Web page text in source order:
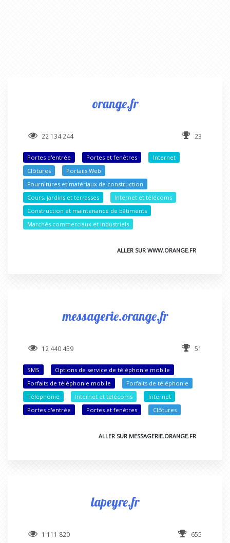
orange.fr
22 134 244 23
Portes d'entrée Portes et fenêtres
Internet
Clôtures
Portails Web
Fournitures et matériaux de construction
Cours, jardins et terrasses
Internet et télécoms
Construction et maintenance de bâtiments
Marchés commerciaux et industriels
ALLER SUR WWW.ORANGE.FR
messagerie.orange.fr
12 440 459 51
SMS
Options de service de téléphonie mobile
Forfaits de téléphonie mobile
Forfaits de téléphonie
Téléphonie
Internet et télécoms
Internet
Portes d'entrée
Portes et fenêtres Clôtures
ALLER SUR MESSAGERIE.ORANGE.FR
lapeyre.fr
1 111 820 655